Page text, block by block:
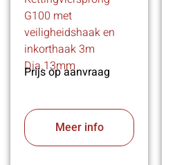
G100 met
veiligheidshaak en
inkorthaak 3m
Dia.13mm
Prijs op aanvraag
Meer info